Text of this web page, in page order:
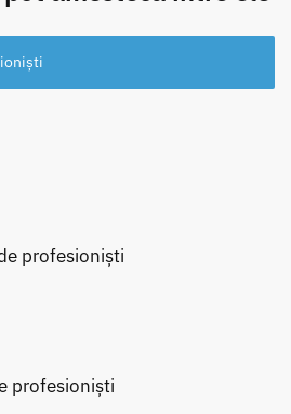
profesioniști
profesioniști